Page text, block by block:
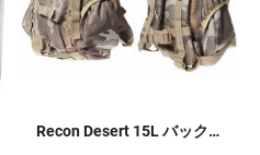
Recon Desert 15L バックパック